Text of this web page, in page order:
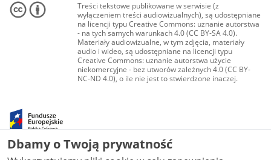
Treści tekstowe publikowane w serwisie (z
wyłączeniem treści audiowizualnych), są udostępniane
na licencji typu Creative Commons: uznanie autorstwa
- na tych samych warunkach 4.0 (CC BY-SA 4.0).
Materiały audiowizualne, w tym zdjęcia, materiały
audio i wideo, są udostępniane na licencji typu
Creative Commons: uznanie autorstwa użycie
niekomercyjne - bez utworów zależnych 4.0 (CC BY-
NC-ND 4.0), o ile nie jest to stwierdzone inaczej.
Dbamy o Twoją prywatność